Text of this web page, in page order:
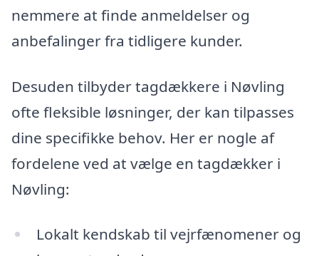
nemmere at finde anmeldelser og
anbefalinger fra tidligere kunder.
Desuden tilbyder tagdækkere i Nøvling
ofte fleksible løsninger, der kan tilpasses
dine specifikke behov. Her er nogle af
fordelene ved at vælge en tagdækker i
Nøvling:
Lokalt kendskab til vejrfænomener og